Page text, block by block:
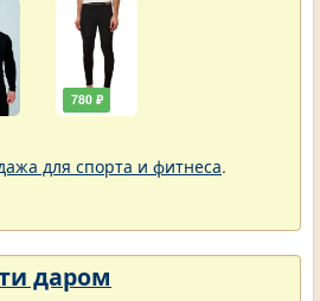
780 ₽
для спорта и фитнеса.
даром